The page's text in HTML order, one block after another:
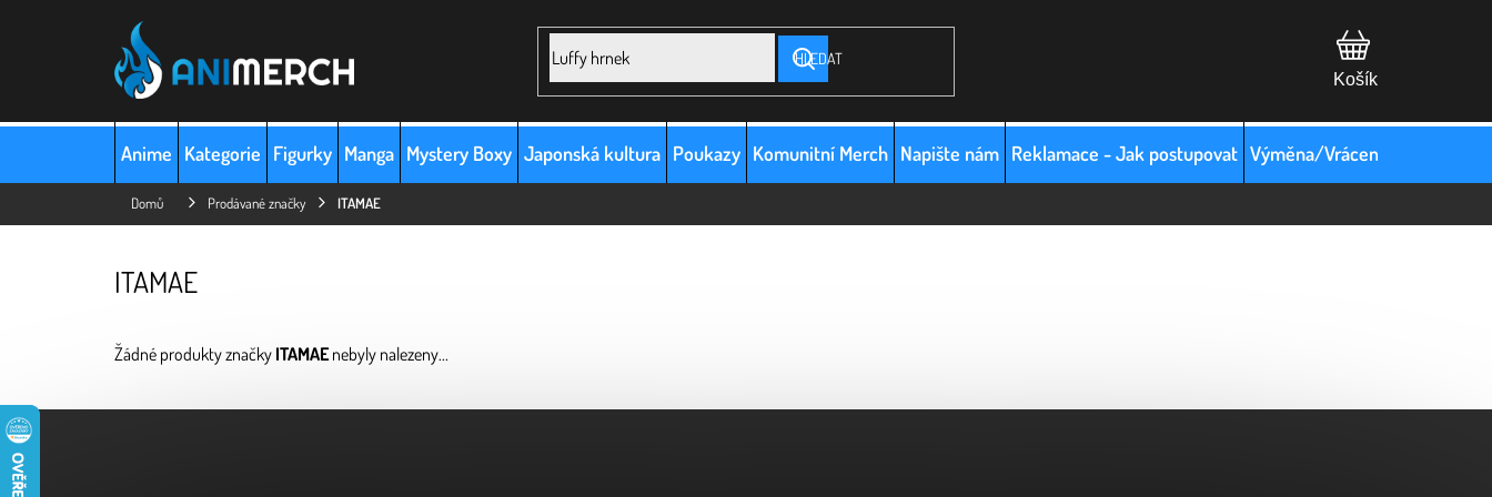
HLEDAT
Anime Kategorie Figurky Manga Mystery Boxy Japonská kultura Poukazy Komunitní Merch Napište nám Reklamace - Jak postupovat Výměna/Vrácení zboží
Domů Prodávané značky ITAMAE
ITAMAE
Žádné produkty značky ITAMAEnebyly nalezeny...
Z